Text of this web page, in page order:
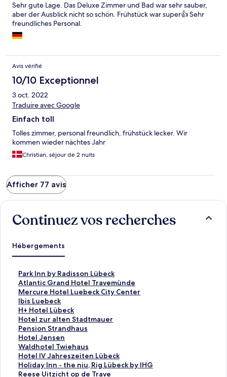
Sehr gute Lage. Das Deluxe Zimmer und Bad war sehr sauber,
aber der Ausblick nicht so schön. Frühstück war super👍 Sehr
freundliches Personal.
Avis vérifié
10/10 Exceptionnel
3 oct. 2022
Traduire avec Google
Einfach toll
Tolles zimmer, personal freundlich, frühstück lecker. Wir
kommen wieder nächtes Jahr
Christian, séjour de 2 nuits
Afficher 77 avis
Continuez vos recherches
Hébergements
Park Inn by Radisson Lübeck
L
i
e
n
o
u
v
r
a
n
t
l
Atlantic Grand Hotel Travemünde
L
i
e
n
o
u
v
r
a
n
t
Mercure Hotel Luebeck City Center
L
i
e
n
o
u
v
r
a
n
Ibis Luebeck
L
i
e
n
o
u
v
r
a
H+ Hotel Lübeck
L
i
e
n
o
u
v
r
Hotel zur alten Stadtmauer
L
i
e
n
o
u
v
Pension Strandhaus
L
i
e
n
o
u
Hotel Jensen
L
i
e
n
o
Waldhotel Twiehaus
L
i
e
n
Hotel IV Jahreszeiten Lübeck
L
i
e
Holiday Inn - the niu, Rig Lübeck by IHG
L
iReese Uitzicht op de Trave
L